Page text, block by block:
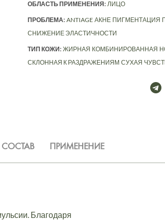
ОБЛАСТЬ ПРИМЕНЕНИЯ: ЛИЦО
ПРОБЛЕМА: ANTIAGE АКНЕ ПИГМЕНТАЦИЯ
СНИЖЕНИЕ ЭЛАСТИЧНОСТИ
ТИП КОЖИ: ЖИРНАЯ КОМБИНИРОВАННАЯ
СКЛОННАЯ К РАЗДРАЖЕНИЯМ СУХАЯ
СОСТАВ ПРИМЕНЕНИЕ
Благодаря